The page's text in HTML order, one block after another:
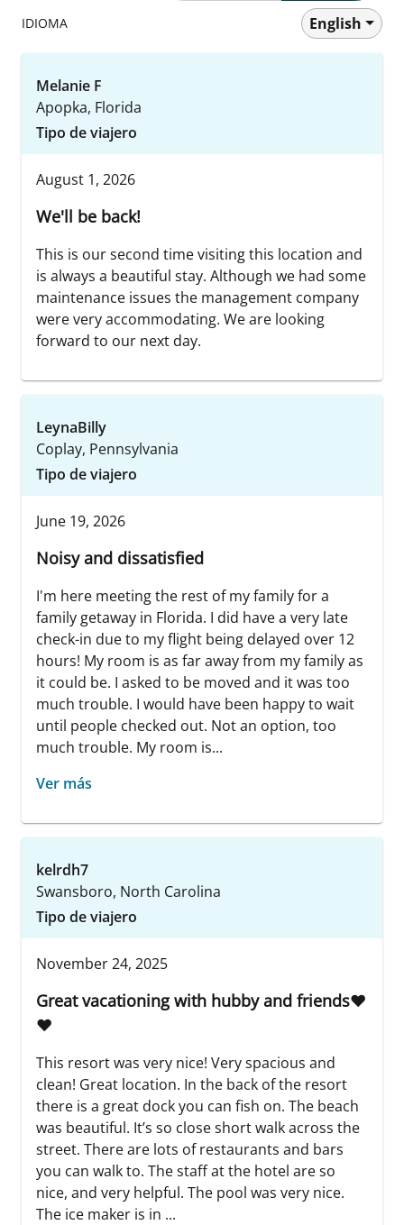
IDIOMA English
Melanie F
Apopka, Florida
Tipo de viajero
August 1, 2026
We'll be back!
This is our second time visiting this location and
is always a beautiful stay. Although we had some
maintenance issues the management company
were very accommodating. We are looking
forward to our next day.
LeynaBilly
Coplay, Pennsylvania
Tipo de viajero
June 19, 2026
Noisy and dissatisfied
I'm here meeting the rest of my family for a
family getaway in Florida. I did have a very late
check-in due to my flight being delayed over 12
hours! My room is as far away from my family as
it could be. I asked to be moved and it was too
much trouble. I would have been happy to wait
until people checked out. Not an option, too
much trouble. My room is...
Ver más
kelrdh7
Swansboro, North Carolina
Tipo de viajero
November 24, 2025
Great vacationing with hubby and friends❤️
❤️
This resort was very nice! Very spacious and
clean! Great location. In the back of the resort
there is a great dock you can fish on. The beach
was beautiful. It’s so close short walk across the
street. There are lots of restaurants and bars
you can walk to. The staff at the hotel are so
nice, and very helpful. The pool was very nice.
The ice maker is in ...